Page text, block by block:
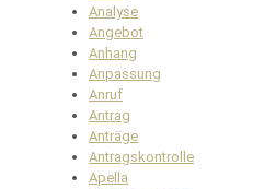
Analyse
Angebot
Anhang
Anpassung
Anruf
Antrag
Anträge
Antragskontrolle
Apella